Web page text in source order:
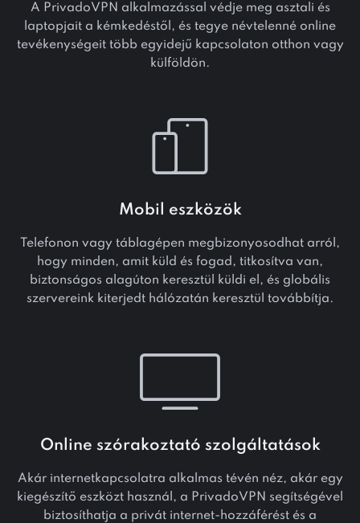
A PrivadoVPN alkalmazással védje meg asztali és
laptopjait a kémkedéstől, és tegye névtelenné online
tevékenységeit több egyidejű kapcsolaton otthon vagy
külföldön.
Mobil eszközök
Telefonon vagy táblagépen megbizonyosodhat arról,
hogy minden, amit küld és fogad, titkosítva van,
biztonságos alagúton keresztül küldi el, és globális
szervereink kiterjedt hálózatán keresztül továbbítja.
Online szórakoztató szolgáltatások
Akár internetkapcsolatra alkalmas tévén néz, akár egy
kiegészítő eszközt használ, a PrivadoVPN segítségével
biztosíthatja a privát internet-hozzáférést és a